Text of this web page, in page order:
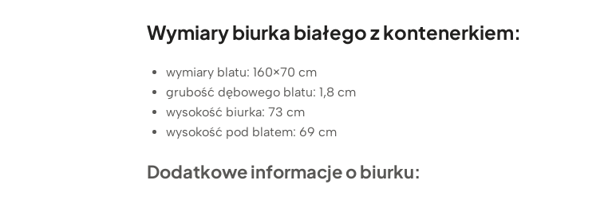
Wymiary biurka białego z kontenerkiem:
wymiary blatu: 160×70 cm
grubość dębowego blatu: 1,8 cm
wysokość biurka: 73 cm
wysokość pod blatem: 69 cm
Dodatkowe informacje o biurku: